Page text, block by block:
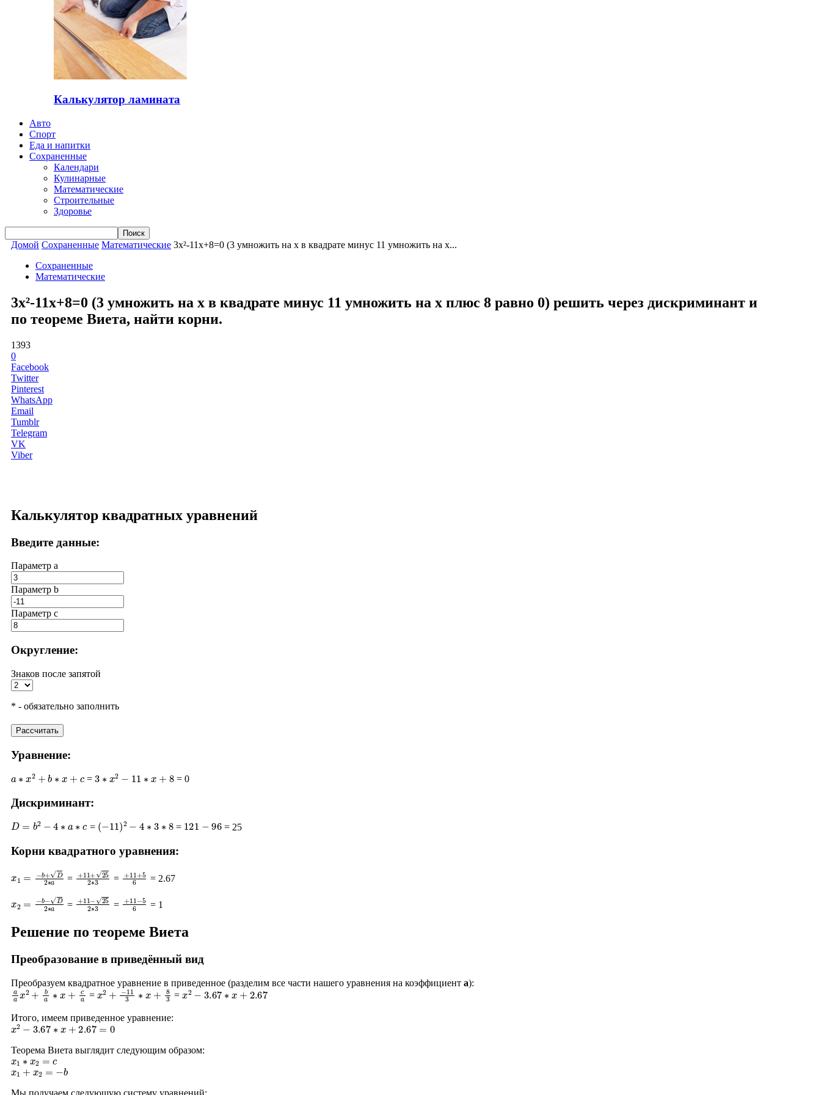
Калькулятор ламината
Авто
Спорт
Еда и напитки
Сохраненные
Календари
Кулинарные
Математические
Строительные
Здоровье
Домой Сохраненные Математические 3x²-11x+8=0 (3 умножить на x в квадрате минус 11 умножить на x...
Сохраненные
Математические
3x²-11x+8=0 (3 умножить на x в квадрате минус 11 умножить на x плюс 8 равно 0) решить через дискриминант и
по теореме Виета, найти корни.
1393
0
Facebook
Twitter
Pinterest
WhatsApp
Email
Tumblr
Telegram
VK
Viber
Калькулятор квадратных уравнений
Введите данные:
Параметр a
Параметр b
Параметр с
Округление:
Знаков после запятой
* - обязательно заполнить
Рассчитать
Уравнение:
2 b ∗ = 3 2 11 ∗ = 0
Дискриминант:
D= 2− a = (− 11 )2 ∗ ∗ = 121 96 = 25
Корни квадратного уравнения:
+ D2∗ = + 11 +25 3
= + 11 +5 = 2.67
b−D2∗ = +11−25 3
= +11−5 = 1
Решение по теореме Виета
Преобразование в приведённый вид
Преобразуем квадратное уравнение в приведенное (разделим все части нашего уравнения на коэффициент a):
aax2+ba∗x+ca = x2+−113∗x+8 3 =x2−3.67∗ x+2.67
Итого, имеем приведенное уравнение:
x2−3.67∗x+2.67=0
Теорема Виета выглядит следующим образом:
x1∗x2= c
x1 + x2 =− b
Мы получаем следующую систему уравнений: